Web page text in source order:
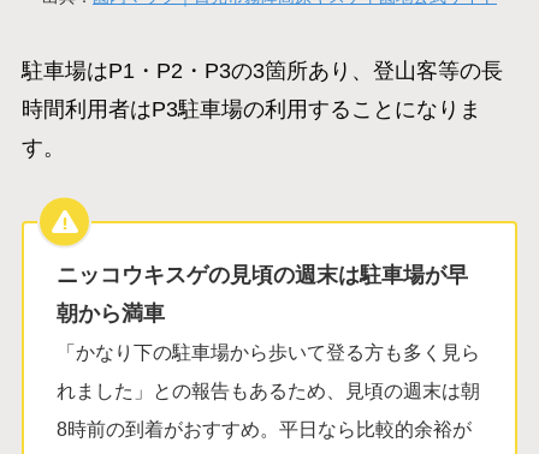
駐車場はP1・P2・P3の3箇所あり、登山客等の長
時間利用者はP3駐車場の利用することになりま
す。
ニッコウキスゲの見頃の週末は駐車場が早
朝から満車
「かなり下の駐車場から歩いて登る方も多く見ら
れました」との報告もあるため、見頃の週末は朝
8時前の到着がおすすめ。平日なら比較的余裕が